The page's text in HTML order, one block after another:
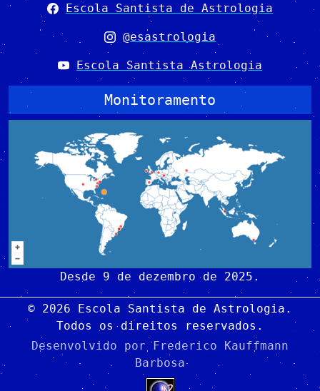
Escola Santista de Astrologia
@esastrologia
Escola Santista Astrologia
Monitoramento
Desde 9 de dezembro de 2025.
© 2026 Escola Santista de Astrologia.
Todos os direitos reservados.
Desenvolvido porFrederico Kauffmann
Barbosa